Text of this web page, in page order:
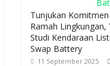
Tunjukan
Ramah Lingkungan,
Studi Kendaraan
Swap Battery
11 September 2025